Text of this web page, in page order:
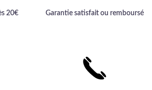
20€ Garantie satisfait ou remboursé